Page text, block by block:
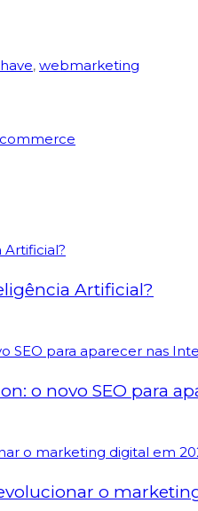
, webmarketing
Artificial?
o novo SEO para
o